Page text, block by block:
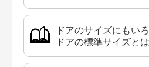
ドアのサイズにもい
ドアの標準サイズと